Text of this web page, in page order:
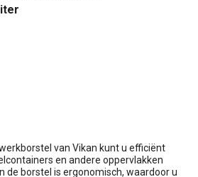
van Vikan kunt u efficiënt
en andere oppervlakken
de borstel is ergonomisch, waardoor u